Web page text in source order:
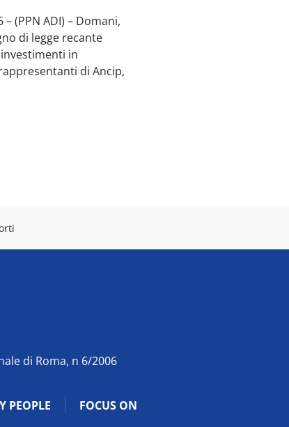
(PPN ADI) – Domani,
di legge recante
in
di Ancip,
di Roma, n 6/2006
PEOPLE FOCUS ON